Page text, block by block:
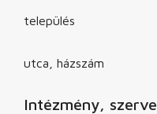
település
utca, házszám
Intézmény,